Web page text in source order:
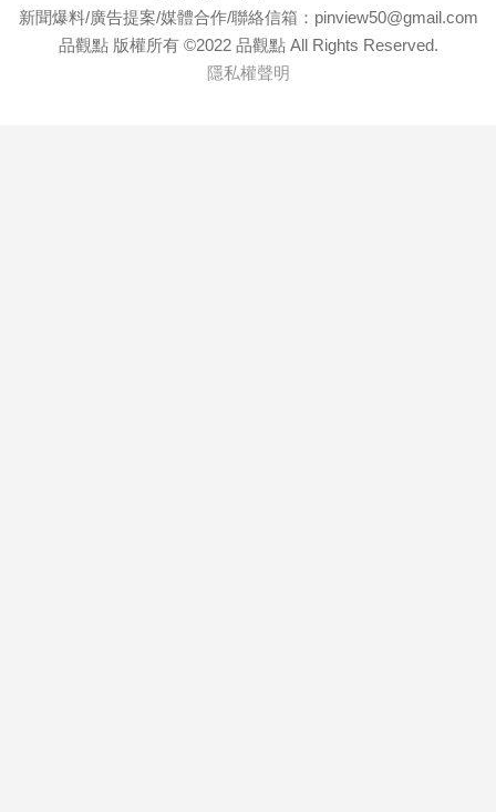
新聞爆料/廣告提案/媒體合作/聯絡信箱：pinview50@gmail.com
品觀點 版權所有 ©2022 品觀點 All Rights Reserved.
隱私權聲明